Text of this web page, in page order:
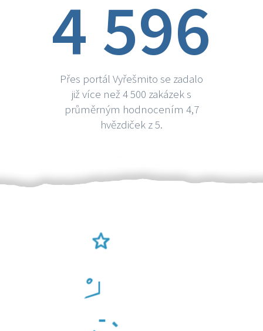
4 596
Přes portál Vyřešmito se zadalo
již více než 4 500 zakázek s
průměrným hodnocením 4,7
hvězdiček z 5.